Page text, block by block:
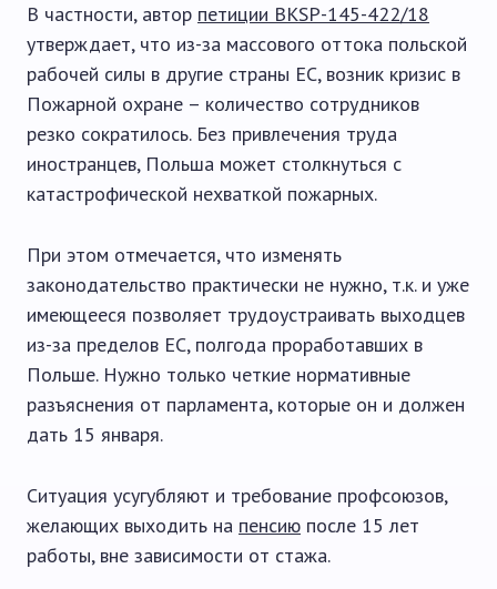
В частности, автор петиции BKSP-145-422/18
утверждает, что из-за массового оттока польской
рабочей силы в другие страны ЕС, возник кризис в
Пожарной охране – количество сотрудников
резко сократилось. Без привлечения труда
иностранцев, Польша может столкнуться с
катастрофической нехваткой пожарных.
При этом отмечается, что изменять
законодательство практически не нужно, т.к. и уже
имеющееся позволяет трудоустраивать выходцев
из-за пределов ЕС, полгода проработавших в
Польше. Нужно только четкие нормативные
разъяснения от парламента, которые он и должен
дать 15 января.
Ситуация усугубляют и требование профсоюзов,
желающих выходить на пенсию после 15 лет
работы, вне зависимости от стажа.